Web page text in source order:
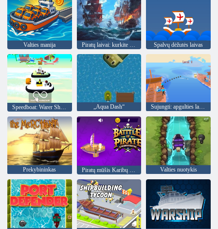
Valties manija Spalvų dėžutės laivas
Speedboat: Warer Shoot „Aqua Dash“ Sujungti: apgulties laivas
Prekybininkas Piratų mūšis Karibų mūšis Valties nuotykis